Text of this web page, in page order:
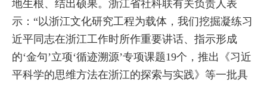
地生根、结出硕果。浙江省社科联有关负责人表
示：“以浙江文化研究工程为载体，我们挖掘凝练习
近平同志在浙江工作时所作重要讲话、指示形成
的‘金句’立项‘循迹溯源’专项课题19个，推出《习近
平科学的思维方法在浙江的探索与实践》等一批具